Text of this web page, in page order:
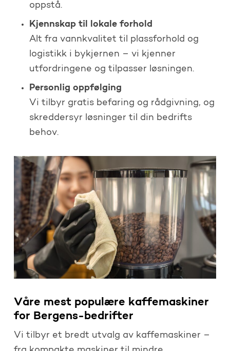
oppstå.
Kjennskap til lokale forhold
Alt fra vannkvalitet til plassforhold og
logistikk i bykjernen – vi kjenner
utfordringene og tilpasser løsningen.
Personlig oppfølging
Vi tilbyr gratis befaring og rådgivning, og
skreddersyr løsninger til din bedrifts
behov.
Våre mest populære kaffemaskiner
for Bergens-bedrifter
Vi tilbyr et bredt utvalg av kaffemaskiner –